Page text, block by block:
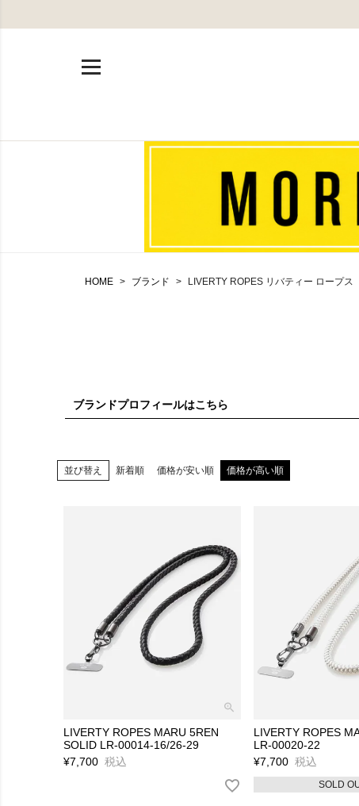
HOME ブランド LIVERTY ROPES リバティー ロープス
ブランドプロフィールはこちら
1st ア
ヴ感を
並び替え 新着順 価格が安い順 価格が高い順
LIVERTY ROPES MARU 5REN
SOLID LR-00014-16/26-29
¥7,700 税込
LIVERTY ROPES
LR-00020-22
¥7,700 税込
SOLD